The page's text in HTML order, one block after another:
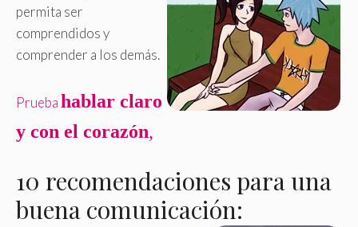
permita ser
comprendidos y
comprender a los demás.
Pruebahablar claro
y con el corazón,
10 recomendaciones para una
buena comunicación: